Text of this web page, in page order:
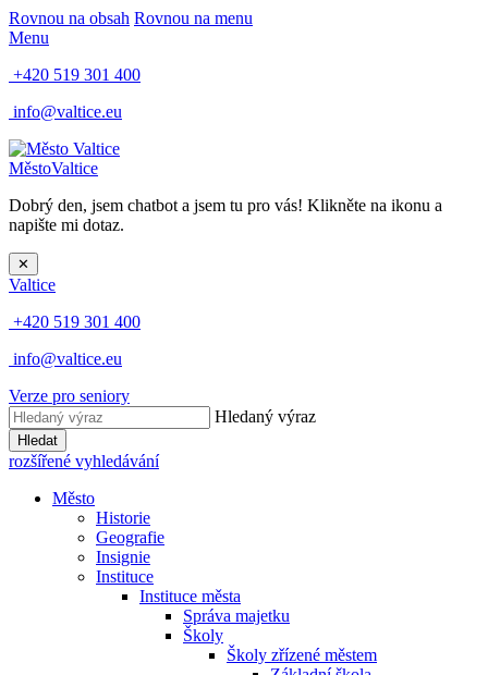
Rovnou na obsah Rovnou na menu
Menu
+420 519 301 400
info@valtice.eu
MěstoValtice
Dobrý den, jsem chatbot a jsem tu pro vás! Klikněte na ikonu a
napište mi dotaz.
✕
Valtice
+420 519 301 400
info@valtice.eu
Verze pro seniory
Hledaný výraz
Hledat
rozšířené vyhledávání
Město
Historie
Geografie
Insignie
Instituce
Instituce města
Správa majetku
Školy
Školy zřízené městem